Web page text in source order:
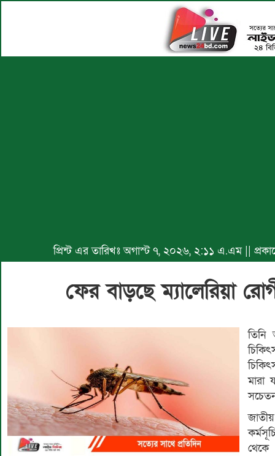
প্রিন্ট এর তারিখঃ অগাস্ট ৭, ২০২৬, ২:১১ এ.এম ||
ফের বাড়ছে ম্যালেরিয়া
তিনি
মারা
থেকে